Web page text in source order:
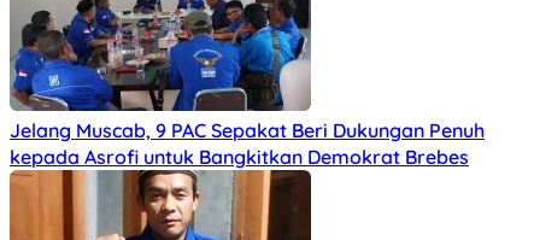
Jelang Muscab, 9 PAC Sepakat Beri Dukungan Penuh
kepada Asrofi untuk Bangkitkan Demokrat Brebes